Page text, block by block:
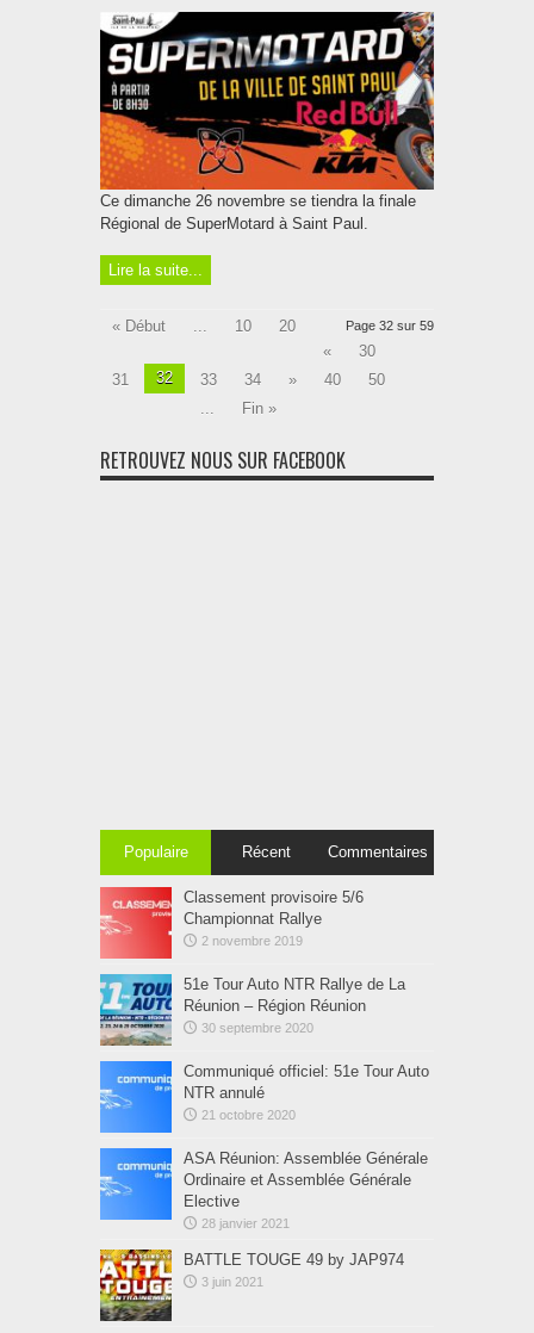
Ce dimanche 26 novembre se tiendra la finale
Régional de SuperMotard à Saint Paul.
Lire la suite...
Page 32 sur 59
« Début ... 10
20
«
30
31
32 33 34 » 40
50
...
Fin »
RETROUVEZ NOUS SUR FACEBOOK
Populaire Récent Commentaires
Classement provisoire 5/6
Championnat Rallye
2 novembre 2019
51e Tour Auto NTR Rallye de La
Réunion – Région Réunion
30 septembre 2020
Communiqué officiel: 51e Tour Auto
NTR annulé
21 octobre 2020
ASA Réunion: Assemblée Générale
Ordinaire et Assemblée Générale
Elective
28 janvier 2021
BATTLE TOUGE 49 by JAP974
3 juin 2021